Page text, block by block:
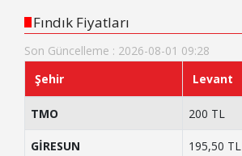
Fındık Fiyatları
Son Güncelleme : 2026-08-01 09:28
Şehir
Levant
TMO 200 TL
GİRESUN 195,50 TL